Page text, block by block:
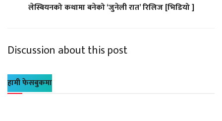
लेस्बियनको कथामा बनेको ‘जुनेली रात’ रिलिज [भिडियो ]
Discussion about this post
हामी फेसबुकमा